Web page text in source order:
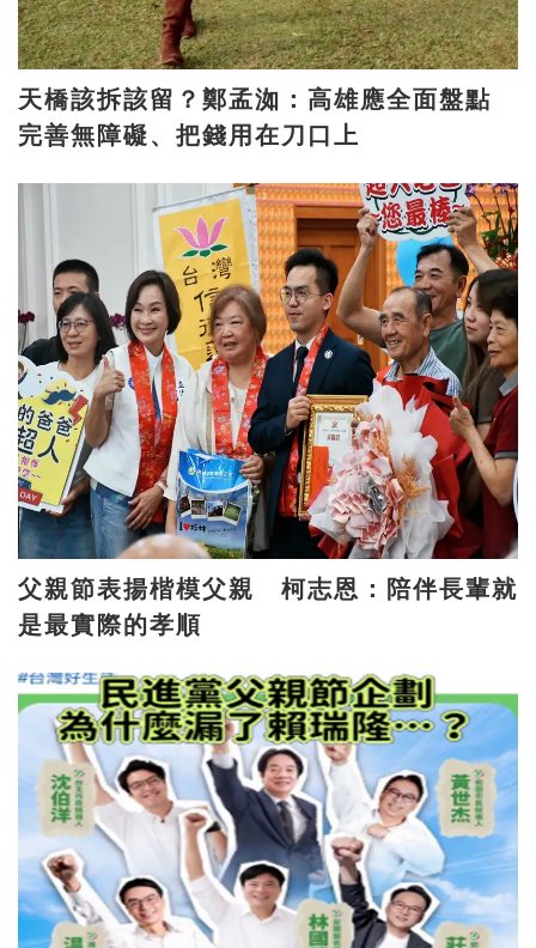
天橋該拆該留？鄭孟洳：高雄應全面盤點
完善無障礙、把錢用在刀口上
父親節表揚楷模父親 柯志恩：陪伴長輩就
是最實際的孝順